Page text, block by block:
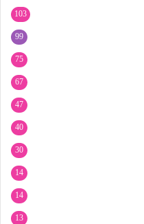
103
99
75
67
47
40
30
14
14
13